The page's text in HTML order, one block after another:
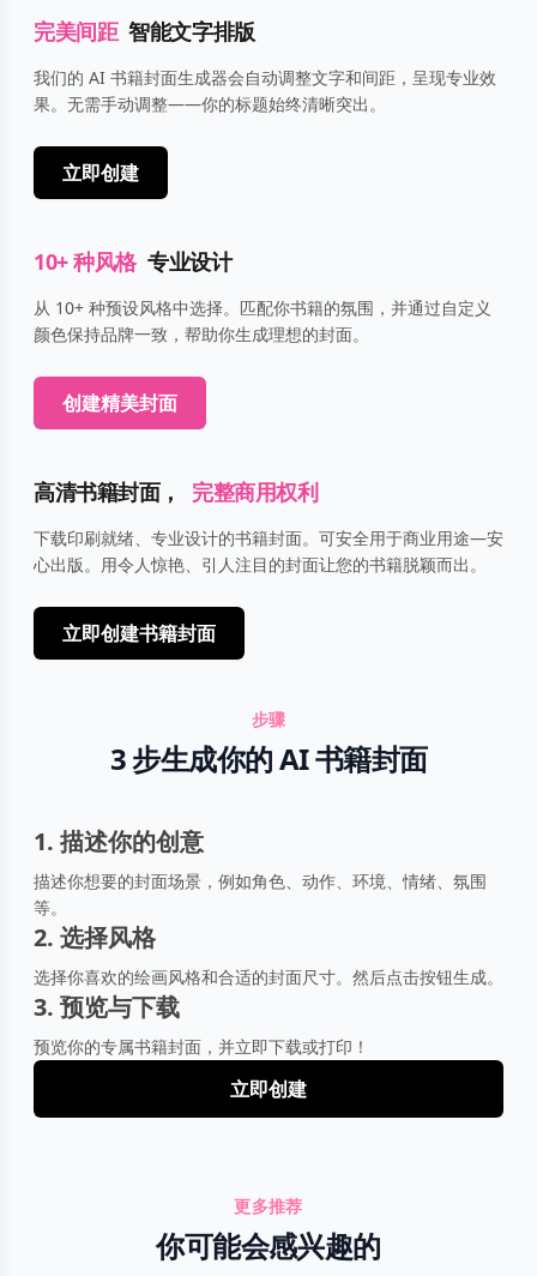
完美间距智能文字排版
我们的 AI 书籍封面生成器会自动调整文字和间距，呈现专业效
果。无需手动调整——你的标题始终清晰突出。
立即创建
10+ 种风格 专业设计
从 10+ 种预设风格中选择。匹配你书籍的氛围，并通过自定义
颜色保持品牌一致，帮助你生成理想的封面。
创建精美封面
高清书籍封面， 完整商用权利
下载印刷就绪、专业设计的书籍封面。可安全用于商业用途—安
心出版。用令人惊艳、引人注目的封面让您的书籍脱颖而出。
立即创建书籍封面
步骤
3 步生成你的 AI 书籍封面
1. 描述你的创意
描述你想要的封面场景，例如角色、动作、环境、情绪、氛围
等。
2. 选择风格
选择你喜欢的绘画风格和合适的封面尺寸。然后点击按钮生成。
3. 预览与下载
预览你的专属书籍封面，并立即下载或打印！
立即创建
更多推荐
你可能会感兴趣的